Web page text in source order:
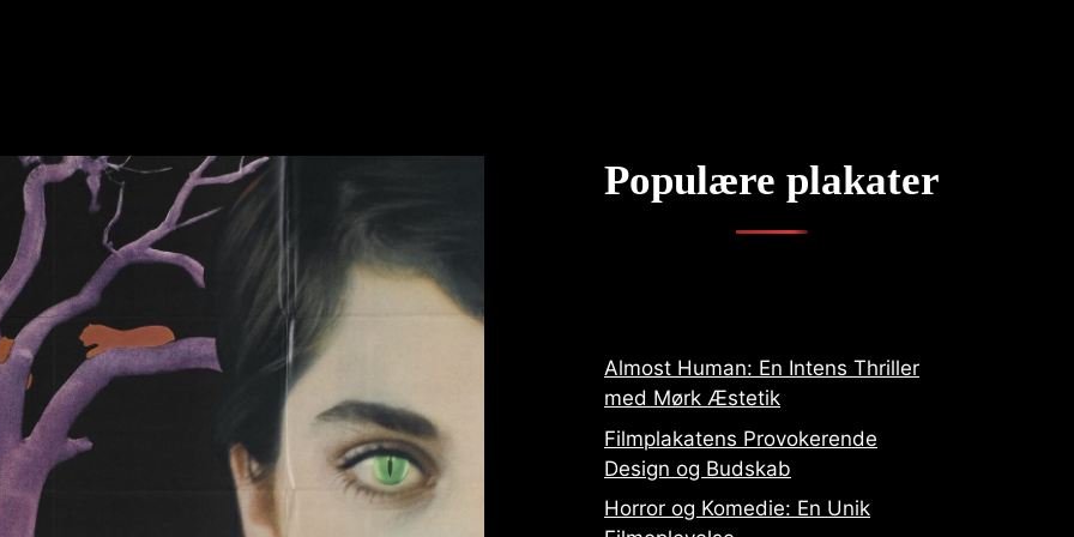
Populære plakater
Almost Human: En Intens Thriller
med Mørk Æstetik
Filmplakatens Provokerende
Design og Budskab
Horror og Komedie: En Unik